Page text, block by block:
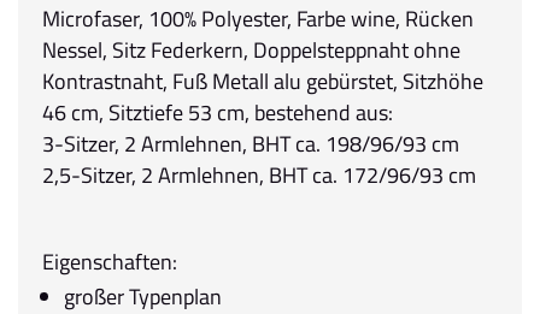
Microfaser, 100% Polyester, Farbe wine, Rücken
Nessel, Sitz Federkern, Doppelsteppnaht ohne
Kontrastnaht, Fuß Metall alu gebürstet, Sitzhöhe
46 cm, Sitztiefe 53 cm, bestehend aus:
3-Sitzer, 2 Armlehnen, BHT ca. 198/96/93 cm
2,5-Sitzer, 2 Armlehnen, BHT ca. 172/96/93 cm
Eigenschaften:
großer Typenplan